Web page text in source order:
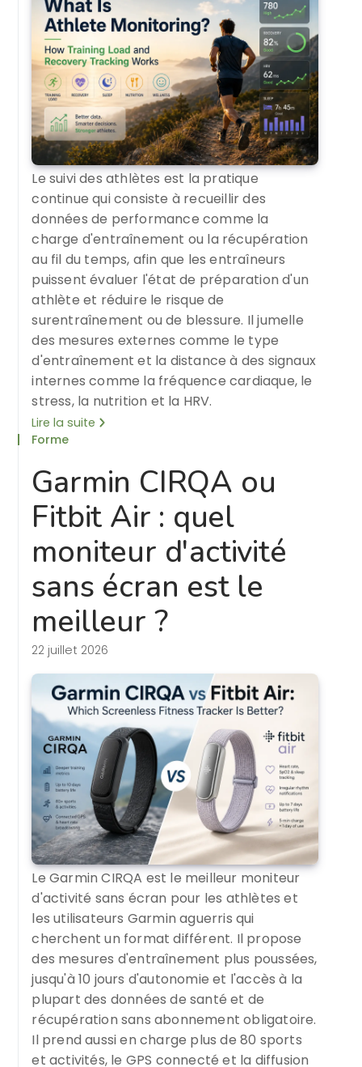
Le suivi des athlètes est la pratique
continue qui consiste à recueillir des
données de performance comme la
charge d'entraînement ou la récupération
au fil du temps, afin que les entraîneurs
puissent évaluer l'état de préparation d'un
athlète et réduire le risque de
surentraînement ou de blessure. Il jumelle
des mesures externes comme le type
d'entraînement et la distance à des signaux
internes comme la fréquence cardiaque, le
stress, la nutrition et la HRV.
Lire la suite
Forme
Garmin CIRQA ou
Fitbit Air : quel
moniteur d'activité
sans écran est le
meilleur ?
22 juillet 2026
Le Garmin CIRQA est le meilleur moniteur
d'activité sans écran pour les athlètes et
les utilisateurs Garmin aguerris qui
cherchent un format différent. Il propose
des mesures d'entraînement plus poussées,
jusqu'à 10 jours d'autonomie et l'accès à la
plupart des données de santé et de
récupération sans abonnement obligatoire.
Il prend aussi en charge plus de 80 sports
et activités, le GPS connecté et la diffusion